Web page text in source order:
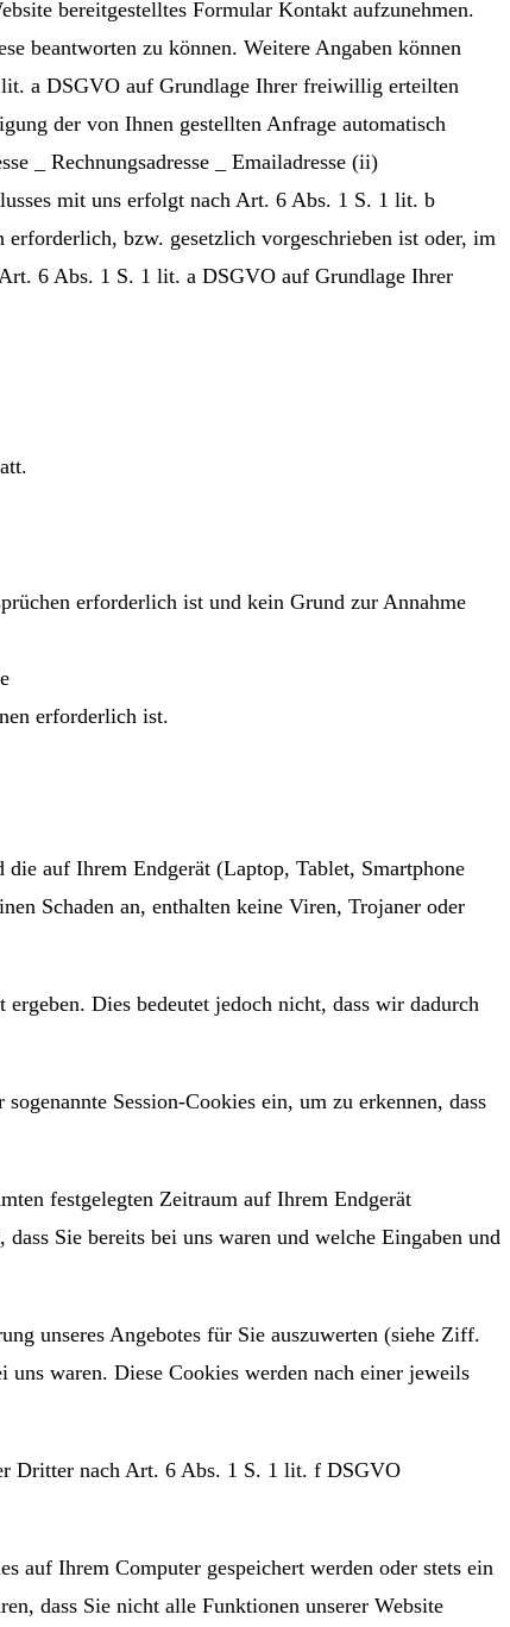
bereitgestelltes Formular Kontakt aufzunehmen.
beantworten zu können. Weitere Angaben können
a DSGVO auf Grundlage Ihrer freiwillig erteilten
der von Ihnen gestellten Anfrage automatisch
_ Rechnungsadresse _ Emailadresse (ii)
mit uns erfolgt nach Art. 6 Abs. 1 S. 1 lit. b
bzw. gesetzlich vorgeschrieben ist oder, im
6 Abs. 1 S. 1 lit. a DSGVO auf Grundlage Ihrer
erforderlich ist und kein Grund zur Annahme
erforderlich ist.
auf Ihrem Endgerät (Laptop, Tablet, Smartphone
Schaden an, enthalten keine Viren, Trojaner oder
Dies bedeutet jedoch nicht, dass wir dadurch
Session-Cookies ein, um zu erkennen, dass
festgelegten Zeitraum auf Ihrem Endgerät
Sie bereits bei uns waren und welche Eingaben und
unseres Angebotes für Sie auszuwerten (siehe Ziff.
uns waren. Diese Cookies werden nach einer jeweils
Dritter nach Art. 6 Abs. 1 S. 1 lit. f DSGVO
auf Ihrem Computer gespeichert werden oder stets ein
dass Sie nicht alle Funktionen unserer Website